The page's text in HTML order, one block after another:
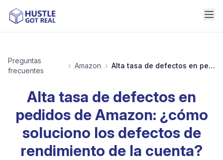
Preguntas
frecuentes
› Amazon › Alta tasa de defectos en pedidos de Amazon: ¿cómo soluciono los defectos de rendimiento de la cuenta?
Alta tasa de defectos en
pedidos de Amazon: ¿cómo
soluciono los defectos de
rendimiento de la cuenta?